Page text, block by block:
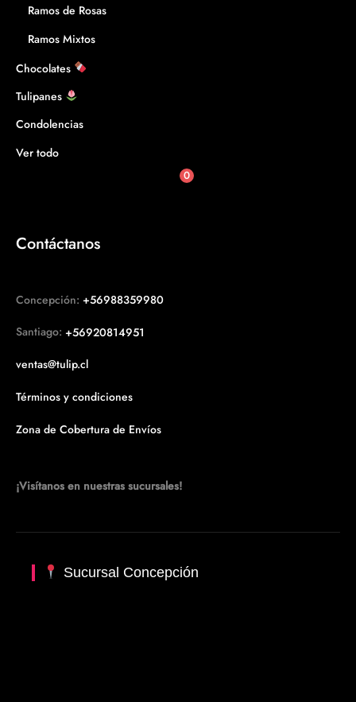
Ramos de Rosas
Ramos Mixtos
Chocolates
Tulipanes
Condolencias
Ver todo
0
Contáctanos
Concepción: +56988359980
Santiago: +56920814951
ventas@tulip.cl
Términos y condiciones
Zona de Cobertura de Envíos
¡Visítanos en nuestras sucursales!
Sucursal Concepción